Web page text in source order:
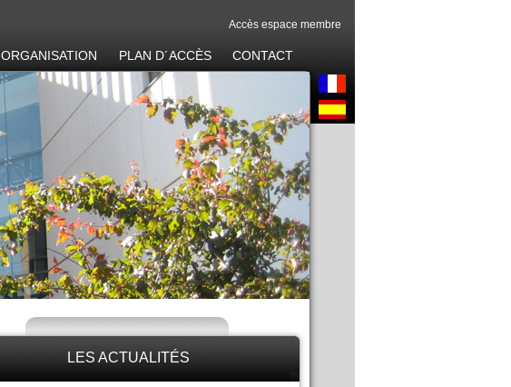
Accès espace membre
ORGANISATION PLAN D´ACCÈS CONTACT
LES ACTUALITÉS